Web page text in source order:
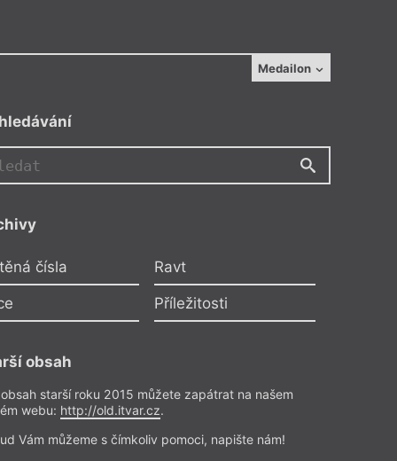
Medailon
čísla Ravt
Příležitosti
obsah
starší roku 2015 můžete zapátrat na našem
webu: http://old.itvar.cz.
Vám můžeme s čímkoliv pomoci, napište nám!